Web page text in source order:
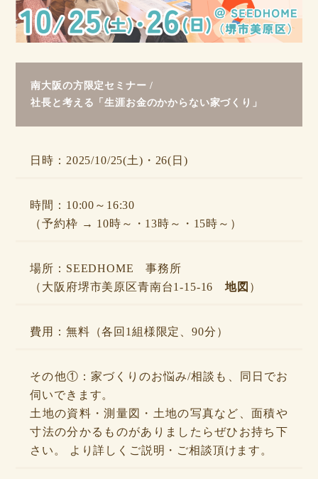
南大阪の方限定セミナー /
社長と考える「生涯お金のかからない家づくり」
日時：2025/10/25(土)・26(日)
時間：10:00～16:30
（予約枠 → 10時～・13時～・15時～）
場所：SEEDHOME 事務所
（大阪府堺市美原区青南台1-15-16地図 ）
費用：無料（各回1組様限定、90分）
その他①：家づくりのお悩み/相談も、同日でお
伺いできます。
土地の資料・測量図・土地の写真など、面積や
寸法の分かるものがありましたらぜひお持ち下
さい。 より詳しくご説明・ご相談頂けます。